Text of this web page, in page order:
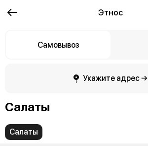
Этнос
Самовывоз
Укажите адрес →
Салаты
Салаты